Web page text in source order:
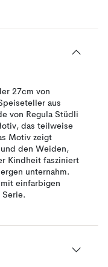
27cm von
aus
von Regula Stüdli
das teilweise
Motiv zeigt
den Weiden,
Kindheit fasziniert
unternahm.
einfarbigen
Serie.